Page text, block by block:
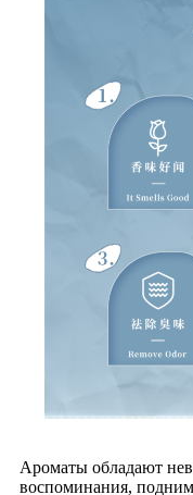
Ароматы обладают
воспоминания,